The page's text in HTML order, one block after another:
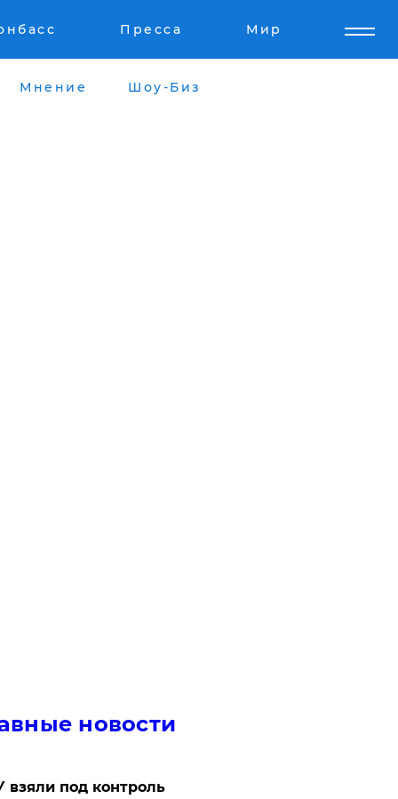
Пресса Мир
Мнение Шоу-Биз
новости
взяли под контроль